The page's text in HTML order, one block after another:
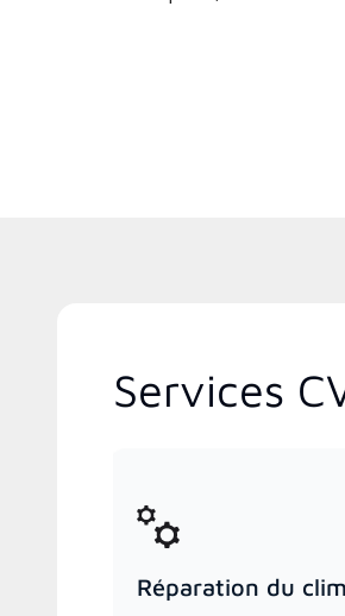
Services
Réparation du